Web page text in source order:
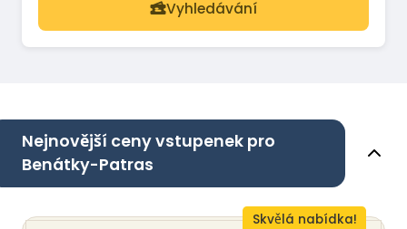
Vyhledávání
Nejnovější ceny vstupenek pro
Benátky-Patras
Skvělá nabídka!